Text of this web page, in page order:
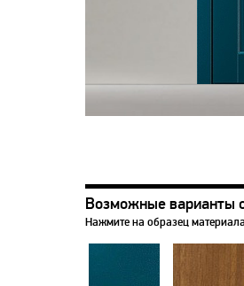
Возможные варианты
Нажмите на образец